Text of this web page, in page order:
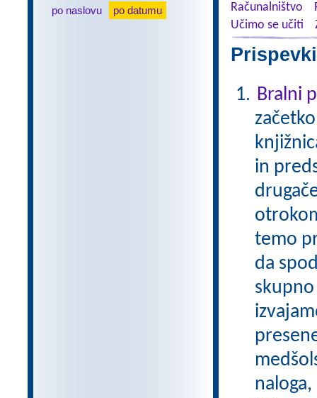
po naslovu po datumu Računalništvo
Učimo se učiti
Bralni
in
temo
da